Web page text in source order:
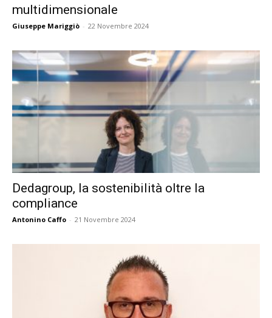
multidimensionale
Giuseppe Mariggiò - 22 Novembre 2024
Dedagroup, la sostenibilità oltre la
compliance
Antonino Caffo - 21 Novembre 2024